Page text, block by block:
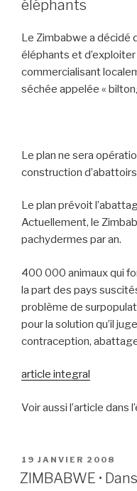
éléphants
Le Zimbabwe a décidé
éléphants et
commercialisant
séchée appelée «
Le plan ne sera
construction
Le plan prévoit
Actuellement, le
pachydermes par an.
400 000 animaux qui
la part des pays
problème de
pour la solution qu’il
contraception,
article integral
Voir aussi l’article dans
PUBLIÉ
LE
19 JANVIER 2008
ZIMBABWE •